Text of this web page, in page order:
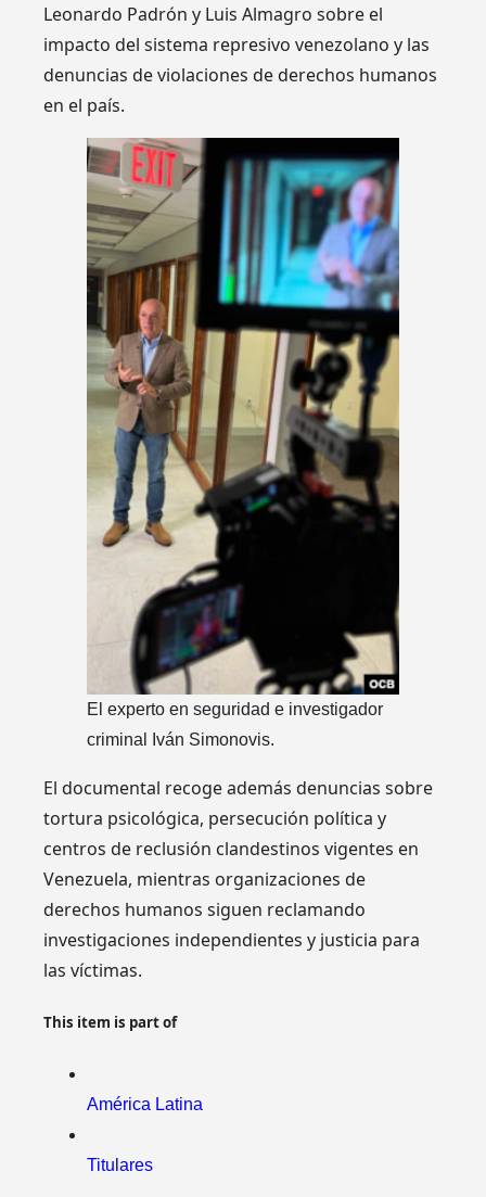
Leonardo Padrón y Luis Almagro sobre el
impacto del sistema represivo venezolano y las
denuncias de violaciones de derechos humanos
en el país.
El experto en seguridad e investigador
criminal Iván Simonovis.
El documental recoge además denuncias sobre
tortura psicológica, persecución política y
centros de reclusión clandestinos vigentes en
Venezuela, mientras organizaciones de
derechos humanos siguen reclamando
investigaciones independientes y justicia para
las víctimas.
This item is part of
América Latina
Titulares